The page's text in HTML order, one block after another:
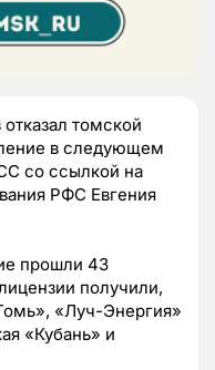
томской
в следующем
со ссылкой на
РФС Евгения
прошли 43
получили,
«Луч-Энергия»
«Кубань» и